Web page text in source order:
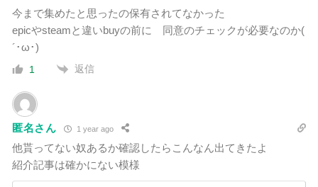
今まで集めたと思ったの保有されてなかった
epicやsteamと違いbuyの前に 同意のチェックが必要なのか(
´･ω･)
1 返信
匿名さん 1 year ago
他貰ってない奴あるか確認したらこんなん出てきたよ
紹介記事は確かにない模様